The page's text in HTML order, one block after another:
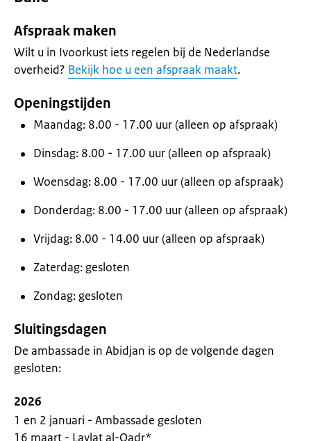
Afspraak maken
Wilt u in Ivoorkust iets regelen bij de Nederlandse
overheid? Bekijk hoe u een afspraak maakt.
Openingstijden
Maandag: 8.00 - 17.00 uur (alleen op afspraak)
Dinsdag: 8.00 - 17.00 uur (alleen op afspraak)
Woensdag: 8.00 - 17.00 uur (alleen op afspraak)
Donderdag: 8.00 - 17.00 uur (alleen op afspraak)
Vrijdag: 8.00 - 14.00 uur (alleen op afspraak)
Zaterdag: gesloten
Zondag: gesloten
Sluitingsdagen
De ambassade in Abidjan is op de volgende dagen
gesloten:
2026
1 en 2 januari - Ambassade gesloten
16 maart - Laylat al-Qadr*